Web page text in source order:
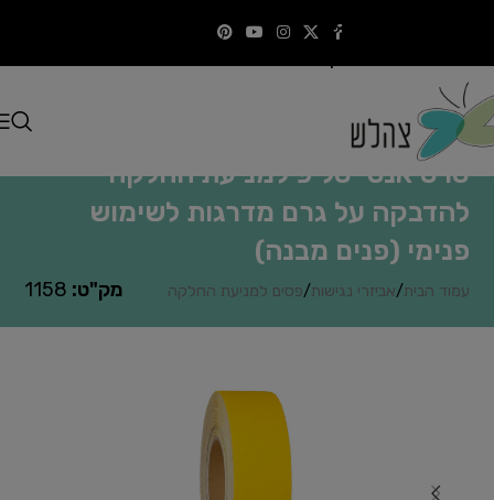
Skip to navigation
סרט אנטי סליפ למניעת החלקה
להדבקה על גרם מדרגות לשימוש
פנימי (פנים מבנה)
עמוד הבית/אביזרי נגישות/פסים למניעת החלקה מק"ט: 1158